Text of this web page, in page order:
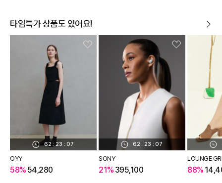
타임특가 상품도 있어요!
62 : 23 : 06
OYY
58% 54,280
62 : 23 : 06
SONY
21% 395,100
LOUNGE
88%